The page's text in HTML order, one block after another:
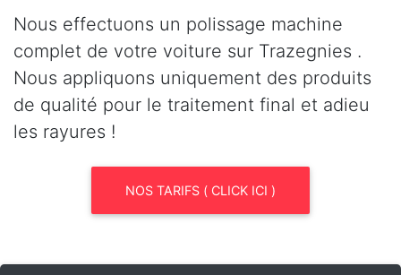
Nous effectuons un polissage machine
complet de votre voiture sur Trazegnies .
Nous appliquons uniquement des produits
de qualité pour le traitement final et adieu
les rayures !
NOS TARIFS ( CLICK ICI )